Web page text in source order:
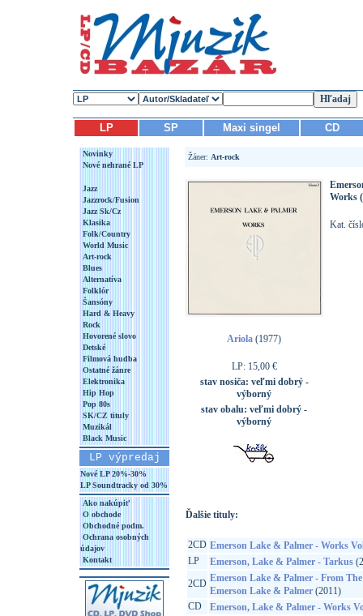
LP SP Maxi singel CD
Novinky
Nové nehrané LP
Jazz
Jazzrock/Fusion
Jazz Sk/Cz
Klasika
Folk/Country
World Music
Art-rock
Blues
Alternatíva
Folklór
Šansóny
Hard & Heavy
Rock
Hovorené slovo
Detské
Filmová hudba
Ostatné žánre
Elektronika
Hip Hop
Pop 80s
SK/CZ tituly
Muzikál
Black Music
LP výpredaj
Nové LP 20%-30%
LP Soundtracky od 30%
Ako nakúpiť
O obchode
Obchodné podm.
Ochrana osobných
údajov
Kontakt
Žáner: Art-rock
Ariola (1977)
LP: 15,00 €
stav nosiča: veľmi dobrý -
výborný
stav obalu: veľmi dobrý -
výborný
Works
Kat.
Ďalšie tituly:
2CD Emerson Lake & Palmer - Works
LP
Emerson, Lake & Palmer - Tarkus
2CD Emerson Lake & Palmer - From
Emerson Lake & Palmer(2011)
CD
Emerson, Lake & Palmer - Works